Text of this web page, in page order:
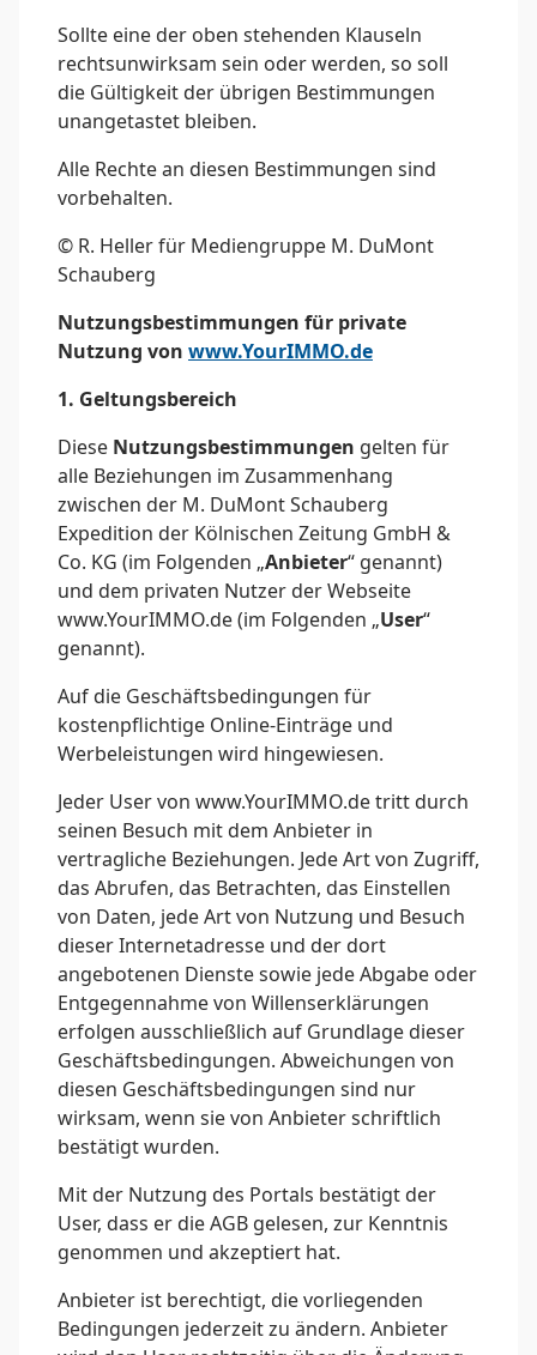
Sollte eine der oben stehenden Klauseln
rechtsunwirksam sein oder werden, so soll
die Gültigkeit der übrigen Bestimmungen
unangetastet bleiben.
Alle Rechte an diesen Bestimmungen sind
vorbehalten.
© R. Heller für Mediengruppe M. DuMont
Schauberg
Nutzungsbestimmungen für private
Nutzung von www.YourIMMO.de
1. Geltungsbereich
Diese Nutzungsbestimmungen gelten für
alle Beziehungen im Zusammenhang
zwischen der M. DuMont Schauberg
Expedition der Kölnischen Zeitung GmbH &
Co. KG (im Folgenden „Anbieter“ genannt)
und dem privaten Nutzer der Webseite
www.YourIMMO.de (im Folgenden „User“
genannt).
Auf die Geschäftsbedingungen für
kostenpflichtige Online-Einträge und
Werbeleistungen wird hingewiesen.
Jeder User von www.YourIMMO.de tritt durch
seinen Besuch mit dem Anbieter in
vertragliche Beziehungen. Jede Art von Zugriff,
das Abrufen, das Betrachten, das Einstellen
von Daten, jede Art von Nutzung und Besuch
dieser Internetadresse und der dort
angebotenen Dienste sowie jede Abgabe oder
Entgegennahme von Willenserklärungen
erfolgen ausschließlich auf Grundlage dieser
Geschäftsbedingungen. Abweichungen von
diesen Geschäftsbedingungen sind nur
wirksam, wenn sie von Anbieter schriftlich
bestätigt wurden.
Mit der Nutzung des Portals bestätigt der
User, dass er die AGB gelesen, zur Kenntnis
genommen und akzeptiert hat.
Anbieter ist berechtigt, die vorliegenden
Bedingungen jederzeit zu ändern. Anbieter